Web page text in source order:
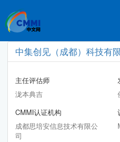
中集创见（成都）科技有
主任评估师
泷本典吉
CMMI认证机构
成都思培安信息技术有限公
司